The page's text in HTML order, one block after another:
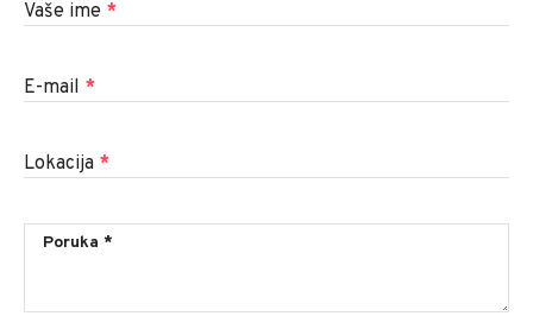
Vaše ime *
E-mail *
Lokacija *